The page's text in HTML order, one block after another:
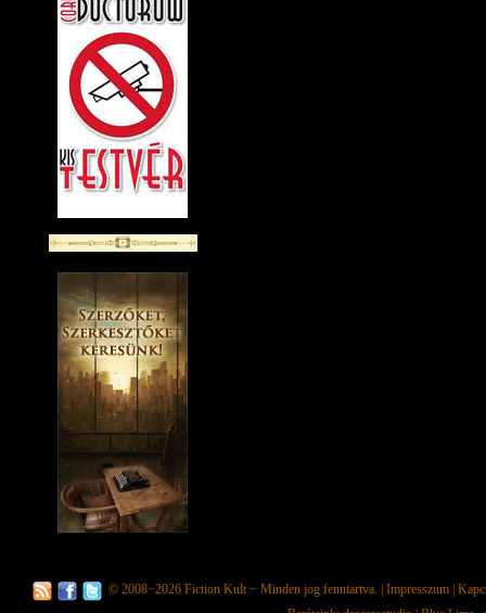
© 2008−2026 Fiction Kult − Minden jog fenntartva. | Impresszum